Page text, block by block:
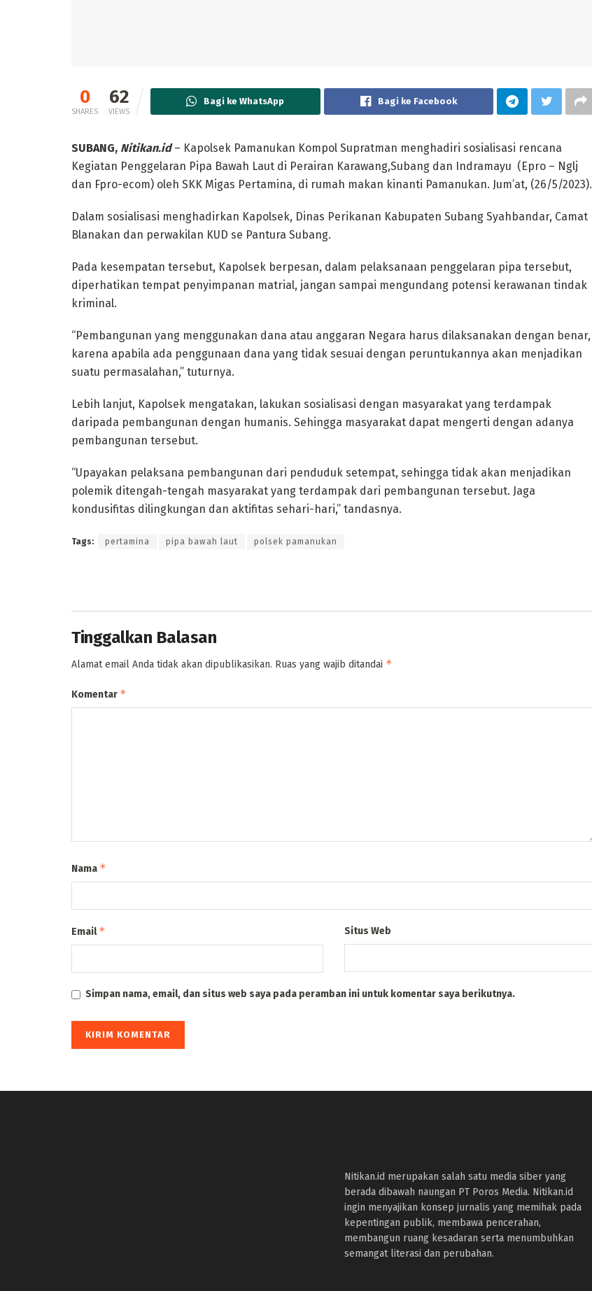
0
SHARES
62
VIEWS
Bagi ke WhatsApp Bagi ke Facebook
SUBANG, Nitikan.id– Kapolsek Pamanukan Kompol Supratman menghadiri sosialisasi rencana
Kegiatan Penggelaran Pipa Bawah Laut di Perairan Karawang,Subang dan Indramayu (Epro – Nglj
dan Fpro-ecom) oleh SKK Migas Pertamina, di rumah makan kinanti Pamanukan. Jum’at, (26/5/2023).
Dalam sosialisasi menghadirkan Kapolsek, Dinas Perikanan Kabupaten Subang Syahbandar, Camat
Blanakan dan perwakilan KUD se Pantura Subang.
Pada kesempatan tersebut, Kapolsek berpesan, dalam pelaksanaan penggelaran pipa tersebut,
diperhatikan tempat penyimpanan matrial, jangan sampai mengundang potensi kerawanan tindak
kriminal.
“Pembangunan yang menggunakan dana atau anggaran Negara harus dilaksanakan dengan benar,
karena apabila ada penggunaan dana yang tidak sesuai dengan peruntukannya akan menjadikan
suatu permasalahan,” tuturnya.
Lebih lanjut, Kapolsek mengatakan, lakukan sosialisasi dengan masyarakat yang terdampak
daripada pembangunan dengan humanis. Sehingga masyarakat dapat mengerti dengan adanya
pembangunan tersebut.
“Upayakan pelaksana pembangunan dari penduduk setempat, sehingga tidak akan menjadikan
polemik ditengah-tengah masyarakat yang terdampak dari pembangunan tersebut. Jaga
kondusifitas dilingkungan dan aktifitas sehari-hari,” tandasnya.
Tags: pertamina pipa bawah laut polsek pamanukan
Tinggalkan Balasan
Alamat email Anda tidak akan dipublikasikan. Ruas yang wajib ditandai *
Komentar *
Nama *
Email* Situs Web
Simpan nama, email, dan situs web saya pada peramban ini untuk komentar saya berikutnya.
Nitikan.id merupakan salah satu media siber yang
berada dibawah naungan PT Poros Media. Nitikan.id
ingin menyajikan konsep jurnalis yang memihak pada
kepentingan publik, membawa pencerahan,
membangun ruang kesadaran serta menumbuhkan
semangat literasi dan perubahan.